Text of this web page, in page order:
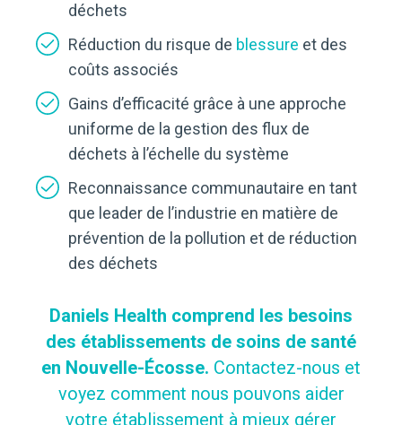
déchets
Réduction du risque de blessure et des
coûts associés
Gains d’efficacité grâce à une approche
uniforme de la gestion des flux de
déchets à l’échelle du système
Reconnaissance communautaire en tant
que leader de l’industrie en matière de
prévention de la pollution et de réduction
des déchets
Daniels Health comprend les besoins
des établissements de soins de santé
en Nouvelle-Écosse. Contactez-nous et
voyez comment nous pouvons aider
votre établissement à mieux gérer